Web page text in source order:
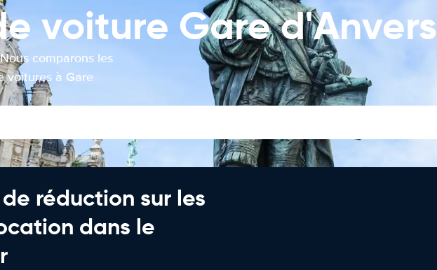
voiture Gare d'Anvers
comparons les
voitures à Gare
réduction sur les
dans le